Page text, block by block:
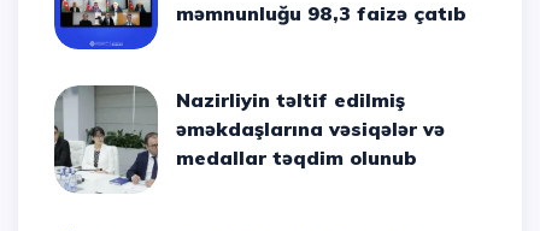
məmnunluğu 98,3 faizə çatıb
Nazirliyin təltif edilmiş
əməkdaşlarına vəsiqələr və
medallar təqdim olunub